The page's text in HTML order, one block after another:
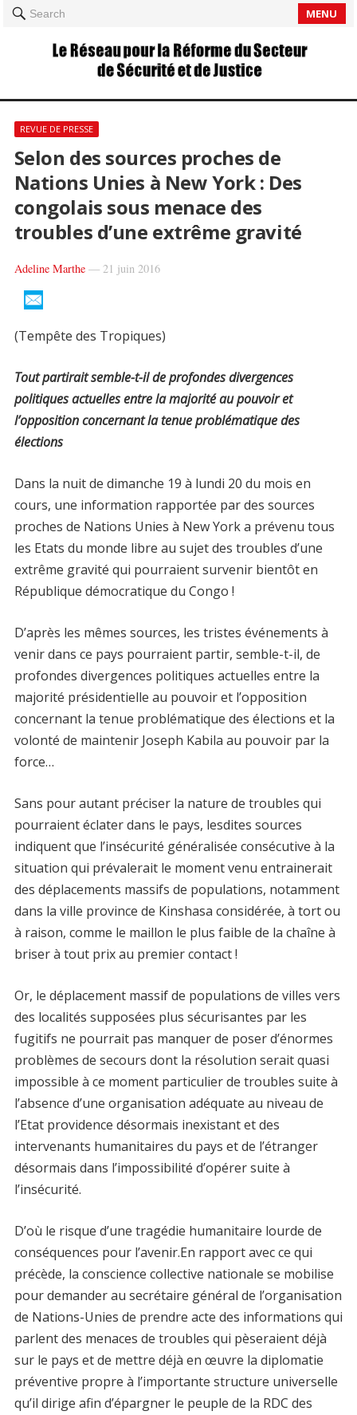
Search MENU
REVUE DE PRESSE
Selon des sources proches de
Nations Unies à New York : Des
congolais sous menace des
troubles d’une extrême gravité
Adeline Marthe— 21 juin 2016
(Tempête des Tropiques)
Tout partirait semble-t-il de profondes divergences
politiques actuelles entre la majorité au pouvoir et
l’opposition concernant la tenue problématique des
élections
Dans la nuit de dimanche 19 à lundi 20 du mois en
cours, une information rapportée par des sources
proches de Nations Unies à New York a prévenu tous
les Etats du monde libre au sujet des troubles d’une
extrême gravité qui pourraient survenir bientôt en
République démocratique du Congo !
D’après les mêmes sources, les tristes événements à
venir dans ce pays pourraient partir, semble-t-il, de
profondes divergences politiques actuelles entre la
majorité présidentielle au pouvoir et l’opposition
concernant la tenue problématique des élections et la
volonté de maintenir Joseph Kabila au pouvoir par la
force…
Sans pour autant préciser la nature de troubles qui
pourraient éclater dans le pays, lesdites sources
indiquent que l’insécurité généralisée consécutive à la
situation qui prévalerait le moment venu entrainerait
des déplacements massifs de populations, notamment
dans la ville province de Kinshasa considérée, à tort ou
à raison, comme le maillon le plus faible de la chaîne à
briser à tout prix au premier contact !
Or, le déplacement massif de populations de villes vers
des localités supposées plus sécurisantes par les
fugitifs ne pourrait pas manquer de poser d’énormes
problèmes de secours dont la résolution serait quasi
impossible à ce moment particulier de troubles suite à
l’absence d’une organisation adéquate au niveau de
l’Etat providence désormais inexistant et des
intervenants humanitaires du pays et de l’étranger
désormais dans l’impossibilité d’opérer suite à
l’insécurité.
D’où le risque d’une tragédie humanitaire lourde de
conséquences pour l’avenir.En rapport avec ce qui
précède, la conscience collective nationale se mobilise
pour demander au secrétaire général de l’organisation
de Nations-Unies de prendre acte des informations qui
parlent des menaces de troubles qui pèseraient déjà
sur le pays et de mettre déjà en œuvre la diplomatie
préventive propre à l’importante structure universelle
qu’il dirige afin d’épargner le peuple de la RDC des